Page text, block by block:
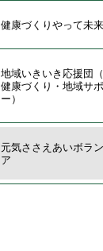
健康づくりやって未
地域いきいき応援団
健康づくり・地域サ
ー）
元気ささえあいボラ
ア